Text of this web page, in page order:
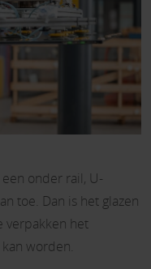
onder rail, U-
toe. Dan is het glazen
verpakken het
worden.